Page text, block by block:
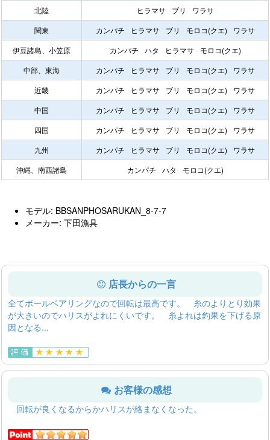
北陸
ヒラマサ ブリ
ワラサ
関東
カンパチ ヒラマサ ブリ モロコ(クエ)
ワラサ
伊豆諸島、小笠原
カンパチ ハタ ヒラマサ
モロコ(クエ)
中部、東海
カンパチ ヒラマサ ブリ モロコ(クエ)
ワラサ
近畿
カンパチ ヒラマサ ブリ モロコ(クエ)
ワラサ
中国
カンパチ ヒラマサ ブリ モロコ(クエ)
ワラサ
四国
カンパチ ヒラマサ ブリ モロコ(クエ)
ワラサ
九州
カンパチ ヒラマサ ブリ モロコ(クエ)
ワラサ
沖縄、南西諸島
カンパチ ハタ モロコ(クエ)
モデル: BBSANPHOSARUKAN_8-7-7
メーカー: 下田漁具
店長からの一言
全てボールベアリングなので回転は最高です。 糸のよりとり効果
が大きいのでハリスがよれにくいです。 糸よれは釣果を下げる原
因となる...
お客様の感想
回転が良くなるからかハリスが絡まなくなった。